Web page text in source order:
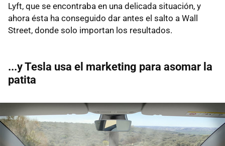
Lyft, que se encontraba en una delicada situación, y
ahora ésta ha conseguido dar antes el salto a Wall
Street, donde solo importan los resultados.
...y Tesla usa el marketing para asomar la
patita